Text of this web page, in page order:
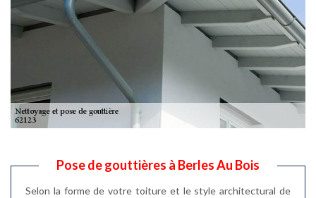
Pose de gouttières à Berles Au Bois
Selon la forme de votre toiture et le style architectural de